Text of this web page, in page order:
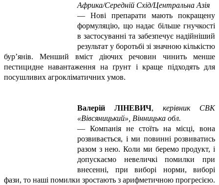
Африка/Середній Схід/Центральна Азія
—
Нові препарати мають покращену
формуляцію, що надає більше гнучкості
в застосуванні та забезпечує надійніший
результат у боротьбі зі значною кількістю
бур’янів. Менший вміст діючих речовин чинить менше
пестицидне навантаження на ґрунт і краще підходять для
посушливих агрокліматичних умов.
Валерій ЛІНЕВИЧ, керівник СВК
«Вівсяницький», Вінницька обл.
— Компанія не стоїть на місці, вона
розвивається, і ми повинні розвиватись
разом з нею. Коли ми беремо продукт, і
допускаємо невеличкі помилки при
внесенні, при виборі норми, виборі
фази, то наші помилки зростають з арифметичною прогресією.